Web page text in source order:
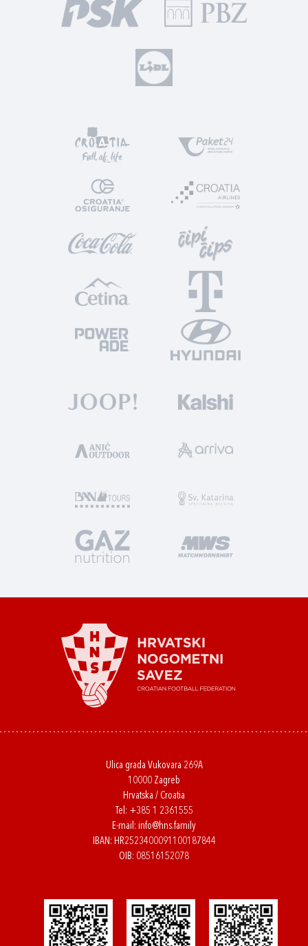
Ulica grada Vukovara 269A
10000 Zagreb
Hrvatska / Croatia
Tel: +385 1 2361555
E-mail: info@hns.family
IBAN: HR2523400091100187844
OIB: 08516152078